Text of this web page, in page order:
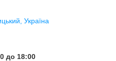
Україна
до 18:00